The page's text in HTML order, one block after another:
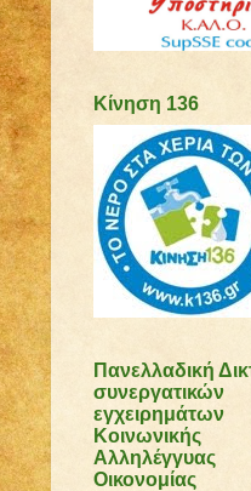
Κίνηση 136
Πανελλαδική
συνεργατικών
εγχειρημάτων
Κοινωνικής
Αλληλέγγυας
Οικονομίας